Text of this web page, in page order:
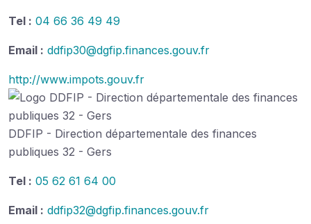
Tel : 04 66 36 49 49
Email : ddfip30@dgfip.finances.gouv.fr
http://www.impots.gouv.fr
DDFIP - Direction départementale des finances
publiques 32 - Gers
Tel : 05 62 61 64 00
Email : ddfip32@dgfip.finances.gouv.fr